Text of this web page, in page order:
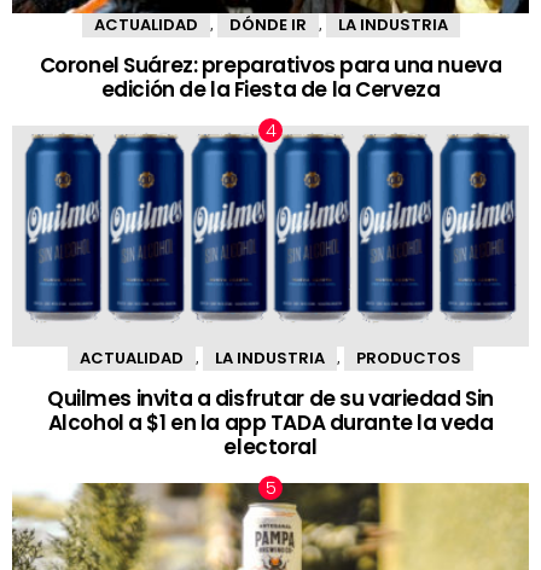
ACTUALIDAD , DÓNDE IR , LA INDUSTRIA
Coronel Suárez: preparativos para una nueva
edición de la Fiesta de la Cerveza
ACTUALIDAD , LA INDUSTRIA , PRODUCTOS
Quilmes invita a disfrutar de su variedad Sin
Alcohol a $1 en la app TADA durante la veda
electoral